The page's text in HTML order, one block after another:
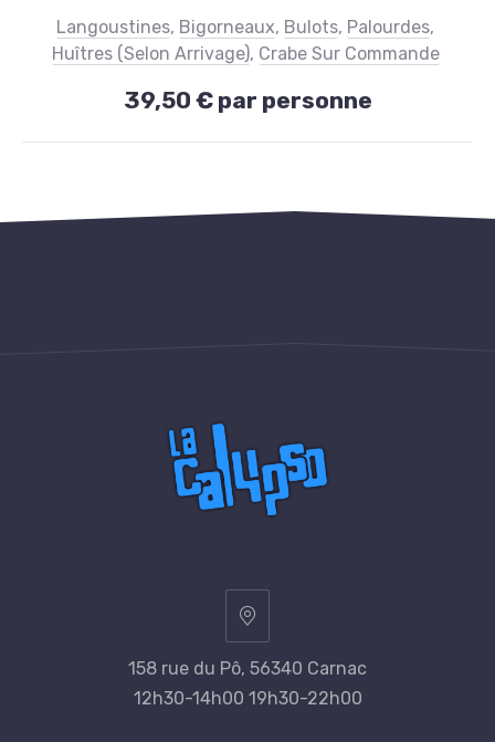
Assiette
de
fruits
39,50
Langoustines, Bigorneaux, Bulots, Palourdes,
Huîtres (selon Arrivage), Crabe Sur Commande
39,50 € par personne
158 rue du Pô, 56340 Carnac
12h30-14h00 19h30-22h00
PREVIOUS